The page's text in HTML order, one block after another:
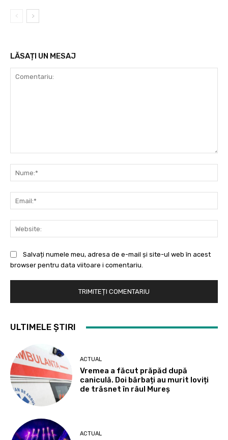
LĂSAȚI UN MESAJ
Salvați numele meu, adresa de e-mail și site-ul web în acest
browser pentru data viitoare i comentariu.
ULTIMELE ȘTIRI
ACTUAL
Vremea a făcut prăpăd după
caniculă. Doi bărbați au murit loviți
de trăsnet în râul Mureș
ACTUAL